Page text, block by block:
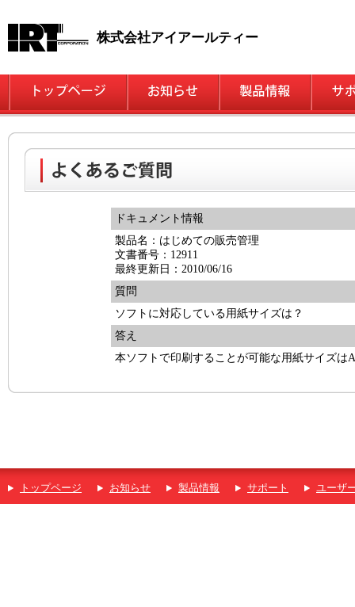
株式会社アイアールティー
ドキュメント情報
製品名：はじめての販売管理
文書番号：12911
最終更新日：2010/06/16
質問
ソフトに対応している用紙サイズは？
答え
本ソフトで印刷することが可能な用紙サイズは
トップページ お知らせ 製品情報 サポート ユーザ